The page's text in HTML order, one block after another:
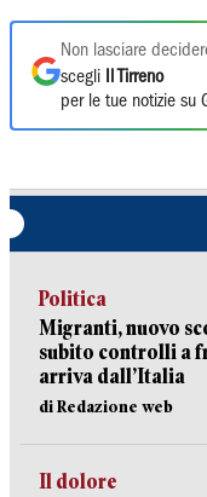
Non lasciare
scegli
Il Tirreno
per le tue notizie su
Politica
Migranti, nuovo
subito controlli a
arriva dall’Italia
di Redazione web
Il dolore